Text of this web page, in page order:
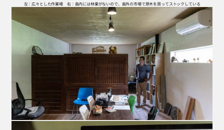
左：広々とした作業場　右：島内には林業がないので、島外の市場で原木を買ってストックしている